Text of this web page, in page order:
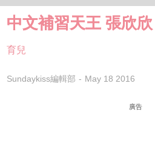
中文補習天王 張欣
育兒
Sundaykiss編輯部 May 18 2016
廣告